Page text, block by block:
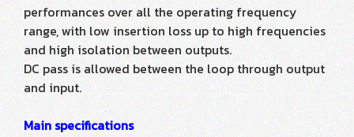
performances over all the operating frequency
range, with low insertion loss up to high frequencies
and high isolation between outputs.
DC pass is allowed between the loop through output
and input.
Main specifications